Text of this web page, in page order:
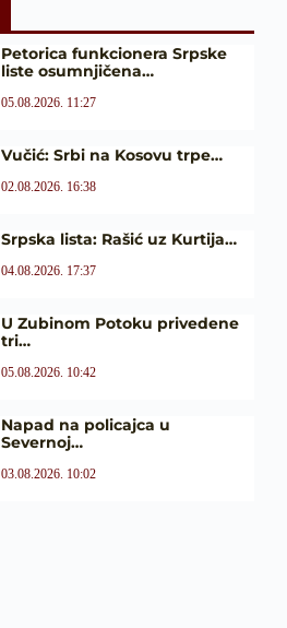
Petorica funkcionera Srpske
liste osumnjičena…
05.08.2026. 11:27
Vučić: Srbi na Kosovu trpe…
02.08.2026. 16:38
Srpska lista: Rašić uz Kurtija…
04.08.2026. 17:37
U Zubinom Potoku privedene
tri…
05.08.2026. 10:42
Napad na policajca u
Severnoj…
03.08.2026. 10:02